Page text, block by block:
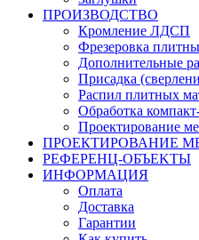
ПРОИЗВОДСТВО
Кромление ЛДСП
Фрезеровка
Дополнительные
Присадка
Распил плитных
Обработка
Проектирование
ПРОЕКТИРОВАНИЕ
РЕФЕРЕНЦ-ОБЪЕKТЫ
ИНФОРМАЦИЯ
Оплата
Доставка
Гарантии